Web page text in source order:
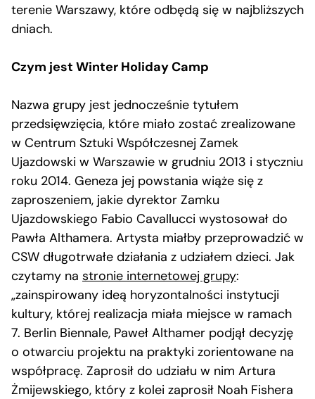
terenie Warszawy, które odbędą się w najbliższych
dniach.
Czym jest Winter Holiday Camp
Nazwa grupy jest jednocześnie tytułem
przedsięwzięcia, które miało zostać zrealizowane
w Centrum Sztuki Współczesnej Zamek
Ujazdowski w Warszawie w grudniu 2013 i styczniu
roku 2014. Geneza jej powstania wiąże się z
zaproszeniem, jakie dyrektor Zamku
Ujazdowskiego Fabio Cavallucci wystosował do
Pawła Althamera. Artysta miałby przeprowadzić w
CSW długotrwałe działania z udziałem dzieci. Jak
czytamy na stronie internetowej grupy:
„zainspirowany ideą horyzontalności instytucji
kultury, której realizacja miała miejsce w ramach
7. Berlin Biennale, Paweł Althamer podjął decyzję
o otwarciu projektu na praktyki zorientowane na
współpracę. Zaprosił do udziału w nim Artura
Żmijewskiego, który z kolei zaprosił Noah Fishera